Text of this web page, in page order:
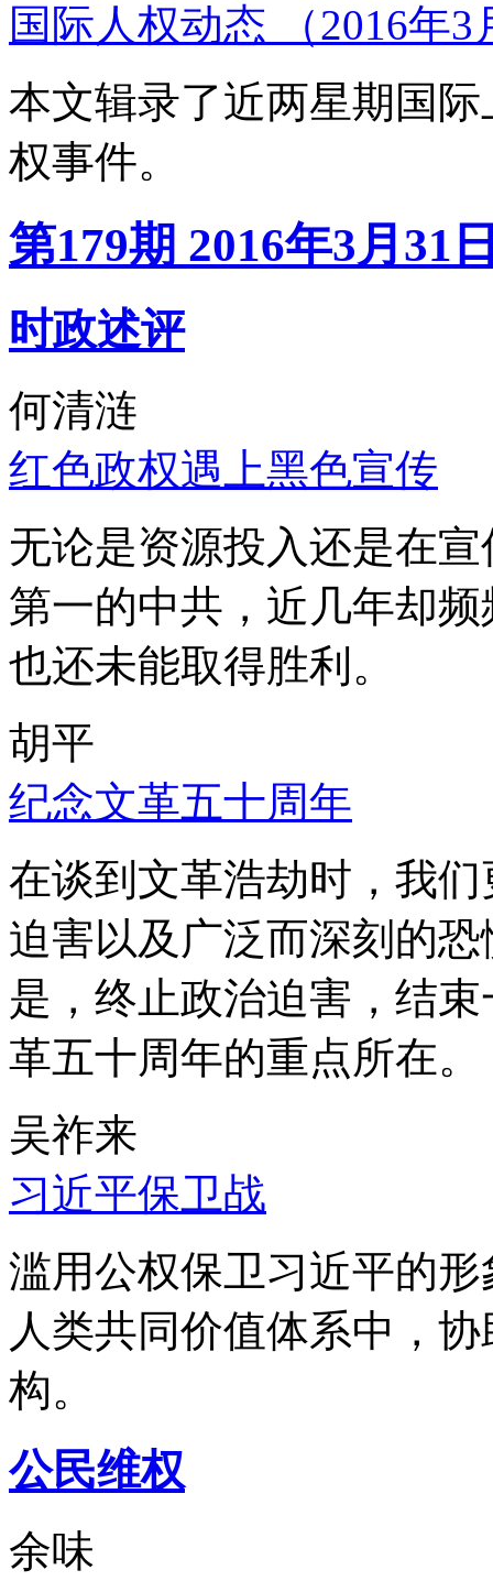
国际人权动态 （2016年
本文辑录了近两星期国
权事件。
第179期 2016年3月31
时政述评
何清涟
红色政权遇上黑色宣传
无论是资源投入还是在
第一的中共，近几年却
也还未能取得胜利。
胡平
纪念文革五十周年
在谈到文革浩劫时，我
迫害以及广泛而深刻的
是，终止政治迫害，结
革五十周年的重点所在。
吴祚来
习近平保卫战
滥用公权保卫习近平的
人类共同价值体系中，
构。
公民维权
余味